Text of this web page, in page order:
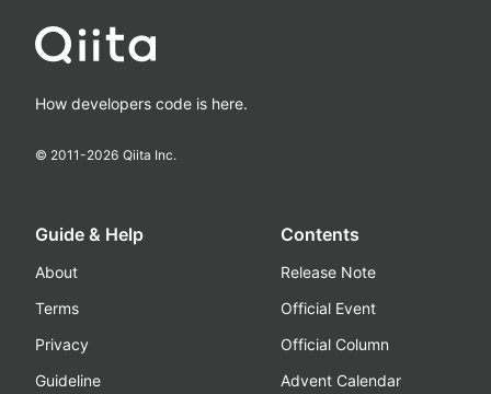
How developers code is here.
© 2011-2026 Qiita Inc.
Guide & Help
About
Terms
Privacy
Guideline
Contents
Release Note
Official Event
Official Column
Advent Calendar